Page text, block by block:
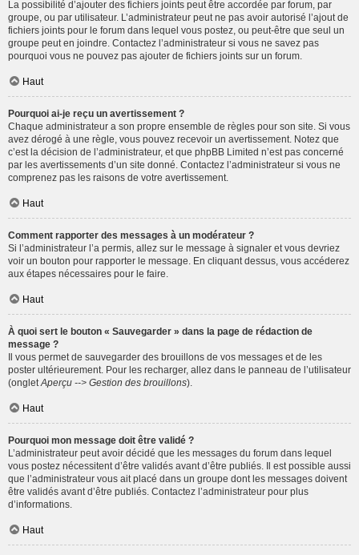
La possibilité d’ajouter des fichiers joints peut être accordée par forum, par
groupe, ou par utilisateur. L’administrateur peut ne pas avoir autorisé l’ajout de
fichiers joints pour le forum dans lequel vous postez, ou peut-être que seul un
groupe peut en joindre. Contactez l’administrateur si vous ne savez pas
pourquoi vous ne pouvez pas ajouter de fichiers joints sur un forum.
Haut
Pourquoi ai-je reçu un avertissement ?
Chaque administrateur a son propre ensemble de règles pour son site. Si vous
avez dérogé à une règle, vous pouvez recevoir un avertissement. Notez que
c’est la décision de l’administrateur, et que phpBB Limited n’est pas concerné
par les avertissements d’un site donné. Contactez l’administrateur si vous ne
comprenez pas les raisons de votre avertissement.
Haut
Comment rapporter des messages à un modérateur ?
Si l’administrateur l’a permis, allez sur le message à signaler et vous devriez
voir un bouton pour rapporter le message. En cliquant dessus, vous accéderez
aux étapes nécessaires pour le faire.
Haut
À quoi sert le bouton « Sauvegarder » dans la page de rédaction de
message ?
Il vous permet de sauvegarder des brouillons de vos messages et de les
poster ultérieurement. Pour les recharger, allez dans le panneau de l’utilisateur
(onglet Aperçu --> Gestion des brouillons).
Haut
Pourquoi mon message doit être validé ?
L’administrateur peut avoir décidé que les messages du forum dans lequel
vous postez nécessitent d’être validés avant d’être publiés. Il est possible aussi
que l’administrateur vous ait placé dans un groupe dont les messages doivent
être validés avant d’être publiés. Contactez l’administrateur pour plus
d’informations.
Haut